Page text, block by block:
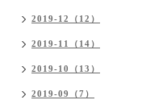
2019-12（12）
2019-11（14）
2019-10（13）
2019-09（7）